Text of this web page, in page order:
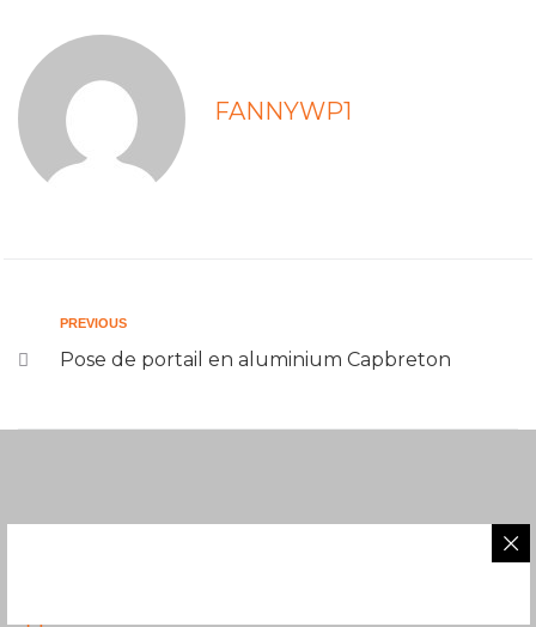
FANNYWP1
PREVIOUS
Pose de portail en aluminium Capbreton